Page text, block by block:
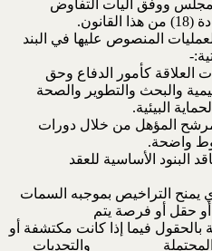
ووفق أليات التفأوض
المنصوص عليها في البند
العلاقة كأمور الدفاع وحق
والبحث والتطوير والصحة
البيئية.
المؤهل من خلال دورات
واضحة.
البنود الأساسية للعقد
يمنح التراخيص بموجبه السمات
أو حقل أو فرصة يتم
بالحقول فيما إذا كانت مكتشفة أو
المحتملة والتحديات